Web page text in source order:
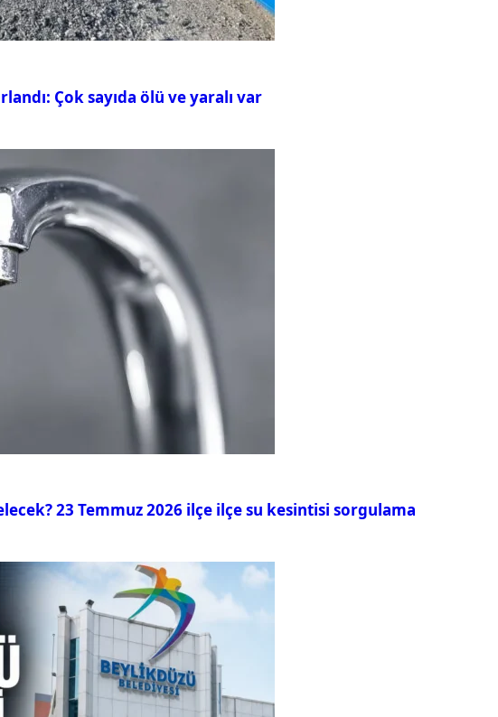
Çok sayıda ölü ve yaralı var
23 Temmuz 2026 ilçe ilçe su kesintisi sorgulama